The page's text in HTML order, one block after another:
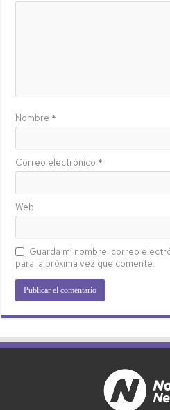
Nombre *
Correo electrónico *
Web
Guarda mi nombre, correo
para la próxima vez que comente.